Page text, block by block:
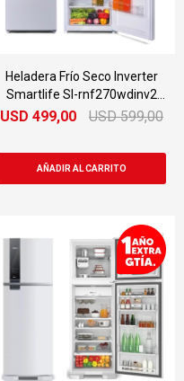
Heladera Frío Seco Inverter
Smartlife Sl-rnf270wdinv2
Con Dispensador
USD 499,00 USD 599,00